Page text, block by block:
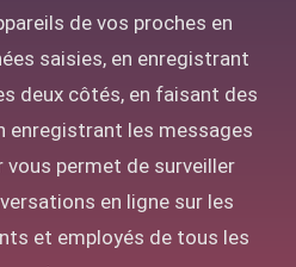
de vos proches en
saisies, en enregistrant
deux côtés, en faisant des
enregistrant les messages
vous permet de surveiller
en ligne sur les
et employés de tous les